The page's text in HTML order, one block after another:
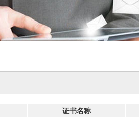
证书名称